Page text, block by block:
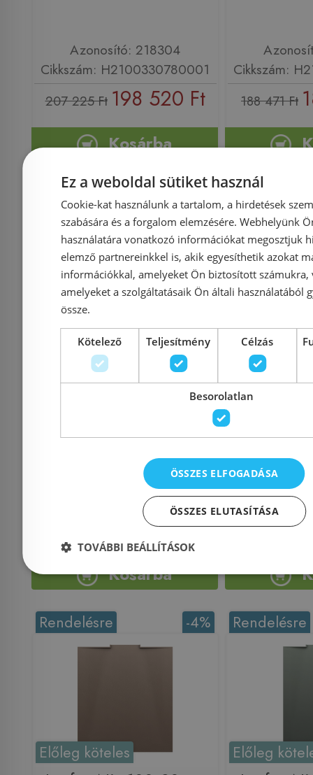
Azonosító: 218304
Cikkszám: H2100330780001
207 225 Ft 198 520 Ft
Kosárba
Cikkszám:
188 471 Ft
-16%
Rendelésre
Laufen Platina 120x80
cm zuhanytálca, fehér
Azonosító: 218764
Cikkszám: H2150150000401
186 990 Ft
Kosárba
Rendelésre
Laufen
Cikkszám:
165 313 Ft
-4%
Rendelésre
Előleg köteles
Rendelésre
Előleg
Ez a weboldal sütiket használ
Cookie-kat használunk a tartalom, a hirdetések
szabására és a forgalom elemzésére. Webhelyünk
használatára vonatkozó információkat megosztjuk
elemző partnereinkkel is, akik egyesíthetik azokat
információkkal, amelyeket Ön biztosított számukra,
amelyeket a szolgáltatásaik Ön általi használatából
össze.
Kötelező Teljesítmény Célzás
Besorolatlan
ÖSSZES ELFOGADÁSA
ÖSSZES ELUTASÍTÁSA
TOVÁBBI BEÁLLÍTÁSOK